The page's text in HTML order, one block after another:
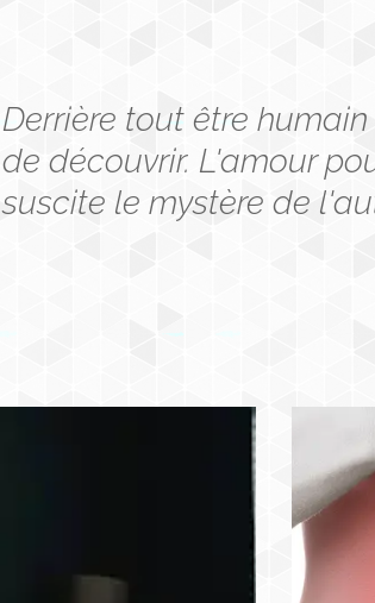
Derrière tout être
de découvrir. L'amour
suscite le mystère de